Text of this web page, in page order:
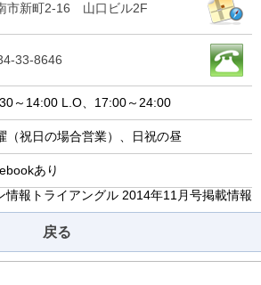
市新町2-16 山口ビル2F
33-8646
～14:00 L.O、17:00～24:00
（祝日の場合営業）、日祝の昼
あり
情報トライアングル 2014年11月号掲載情報
戻る